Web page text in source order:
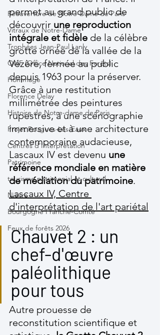
Réouverture de Notre-Dame de Paris
Vitraux de Notre-Dame
Trophées Jean-Paul Lanly
ONF (Office National des Forêts)
Hommage
Florence Delay
Histoire de Notre-dame de Paris
Projet Pougues-Les-Eaux
Centres d'Interprétation
Patrimoine
tourisme patrimonial et culturel
Nièvre
Bourgogne Franche-Comté
Feux de forêts 2026
permet au grand public de
découvrir une reproduction
intégrale et fidèle de la célèbre
grotte ornée de la vallée de la
Vézère, fermée au public
depuis 1963 pour la préserver.
Grâce à une restitution
millimétrée des peintures
rupestres, à une scénographie
immersive et à une architecture
contemporaine audacieuse,
Lascaux IV est devenu une
référence mondiale en matière
de médiation du patrimoine.
Lascaux IV, Centre
d'interprétation de l'art pariétal
Chauvet 2 : un
chef-d'œuvre
paléolithique
pour tous
Autre prouesse de
reconstitution scientifique et